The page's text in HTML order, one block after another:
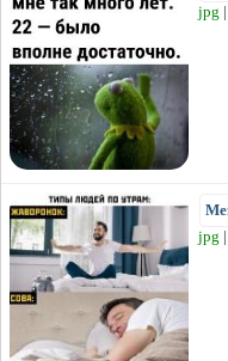
jpg
jpg